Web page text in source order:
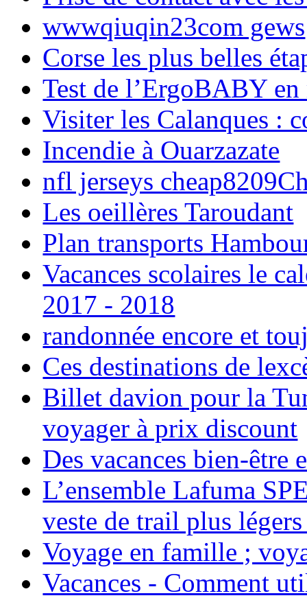
wwwqiuqin23com gews
Corse les plus belles
Test de l’ErgoBABY en
Visiter les Calanques :
Incendie à Ouarzazate
nfl jerseys
Les oeillères Taroudant
Plan transports
Vacances scolaires le
2017 - 2018
randonnée encore et
Ces destinations de
Billet davion pour la
voyager à prix discount
Des vacances bien-être
L’ensemble Lafuma
veste de trail plus
Voyage en famille ;
Vacances - Comment